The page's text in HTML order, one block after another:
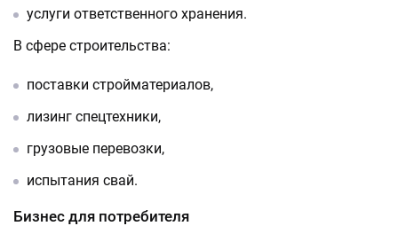
услуги ответственного хранения.
В сфере строительства:
поставки стройматериалов,
лизинг спецтехники,
грузовые перевозки,
испытания свай.
Бизнес для потребителя